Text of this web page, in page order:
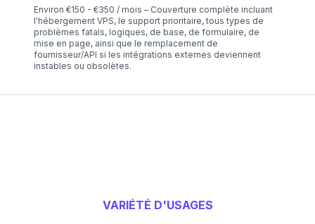
Environ €150 - €350 / mois – Couverture complète incluant
l'hébergement VPS, le support prioritaire, tous types de
problèmes fatals, logiques, de base, de formulaire, de
mise en page, ainsi que le remplacement de
fournisseur/API si les intégrations externes deviennent
instables ou obsolètes.
VARIÉTÉ D'USAGES